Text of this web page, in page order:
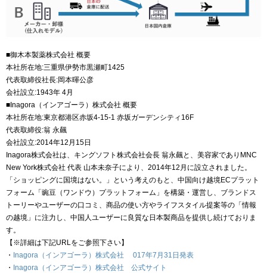
■御木本製薬株式会社 概要
本社所在地:三重県伊勢市黒瀬町1425
代表取締役社長:岡本暉公彦
会社設立:1943年 4月
■Inagora（インアゴーラ）株式会社 概要
本社所在地:東京都港区赤坂4-15-1 赤坂ガーデンシティ16F
代表取締役:翁 永飆
会社設立:2014年12月15日
Inagora株式会社は、キングソフト株式会社会長 翁永飆と、美容家でありMNC
New York株式会社 代表 山本未奈子により、2014年12月に設立されました。
「ショッピングに国境はない。」という考えのもと、中国向け越境ECプラット
フォーム「豌豆（ワンドウ）プラットフォーム」を構築・運営し、ブランドス
トーリーやユーザーの口コミ、商品の使い方やライフスタイル提案等の「情報
の越境」に注力し、中国人ユーザーに良質な日本製商品を提供し続けておりま
す。
【※詳細は下記URLをご参照下さい】
・ Inagora（インアゴーラ）株式会社 017年7月31日発表
・ Inagora（インアゴーラ）株式会社 公式サイト